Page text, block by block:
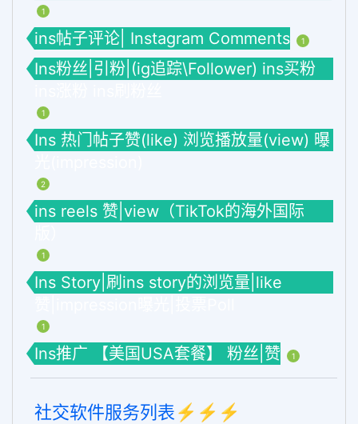
1
ins帖子评论| Instagram Comments 1
Ins粉丝|引粉|(ig追踪\Follower) ins买粉
1
Ins 热门帖子赞(like) 浏览播放量(view) 曝
2
ins reels 赞|view（TikTok的海外国际
1
Ins Story|刷ins story的浏览量|like
1
Ins推广 【美国USA套餐】 粉丝|赞 1
社交软件服务列表⚡️⚡️⚡️